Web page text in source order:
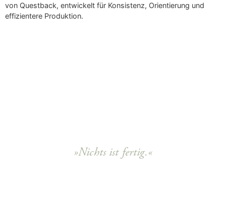
von Questback, entwickelt für Konsistenz, Orientierung und
effizientere Produktion.
»Nichts ist fertig.«